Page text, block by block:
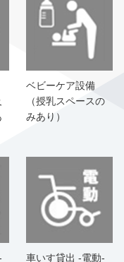
ベビーケア設備
（授乳スペースの
みあり）
車いす貸出 -電動-